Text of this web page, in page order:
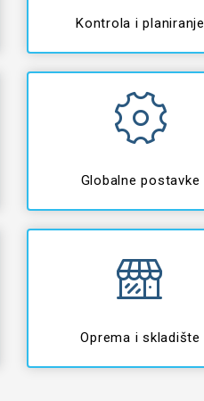
Kontrola i planiranje
Globalne postavke
Oprema i skladište